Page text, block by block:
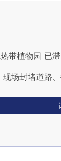
带植物园 已滞
场封堵道路